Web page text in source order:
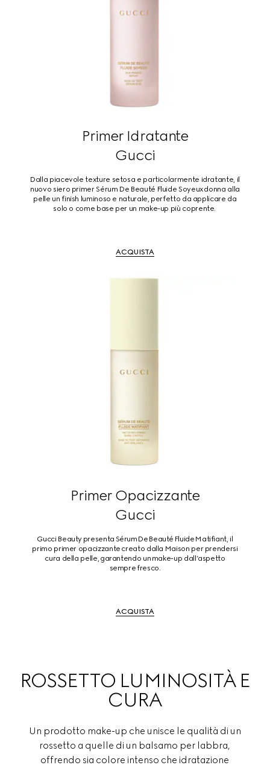
Primer Idratante
Gucci
Dalla piacevole texture setosa e particolarmente idratante, il
nuovo siero primer Sérum De Beauté Fluide Soyeux donna alla
pelle un finish luminoso e naturale, perfetto da applicare da
solo o come base per un make-up più coprente.
ACQUISTA
Primer Opacizzante
Gucci
Gucci Beauty presenta Sérum De Beauté Fluide Matifiant, il
primo primer opacizzante creato dalla Maison per prendersi
cura della pelle, garantendo un make-up dall’aspetto
sempre fresco.
ACQUISTA
ROSSETTO LUMINOSITÀ E
CURA
Un prodotto make-up che unisce le qualità di un
rossetto a quelle di un balsamo per labbra,
offrendo sia colore intenso che idratazione